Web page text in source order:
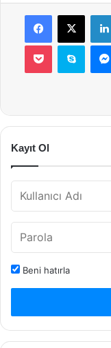
Facebook
X
Pocket Skype
Kayıt Ol
Beni hatırla